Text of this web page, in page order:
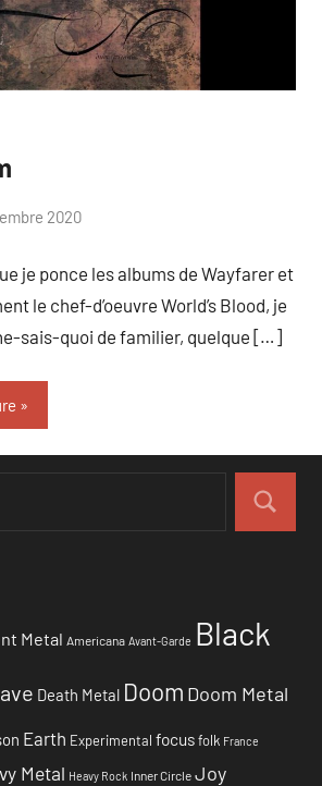
2020
je ponce les albums de Wayfarer et
le chef-d’oeuvre World’s Blood, je
sais-quoi de familier, quelque […]
Metal Americana Avant-Garde Black
Death Metal Doom Doom Metal
Earth Experimental focusfolk France
Metal Heavy Rock Inner Circle Joy